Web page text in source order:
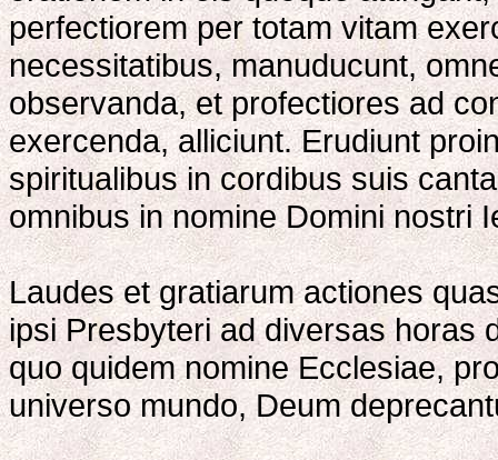
perfectiorem per totam vitam
necessitatibus, manuducunt,
observanda, et profectiores ad
exercenda, alliciunt. Erudiunt
spiritualibus in cordibus suis
omnibus in nomine Domini nostri
Laudes et gratiarum actiones
ipsi Presbyteri ad diversas horas
quo quidem nomine Ecclesiae,
universo mundo, Deum